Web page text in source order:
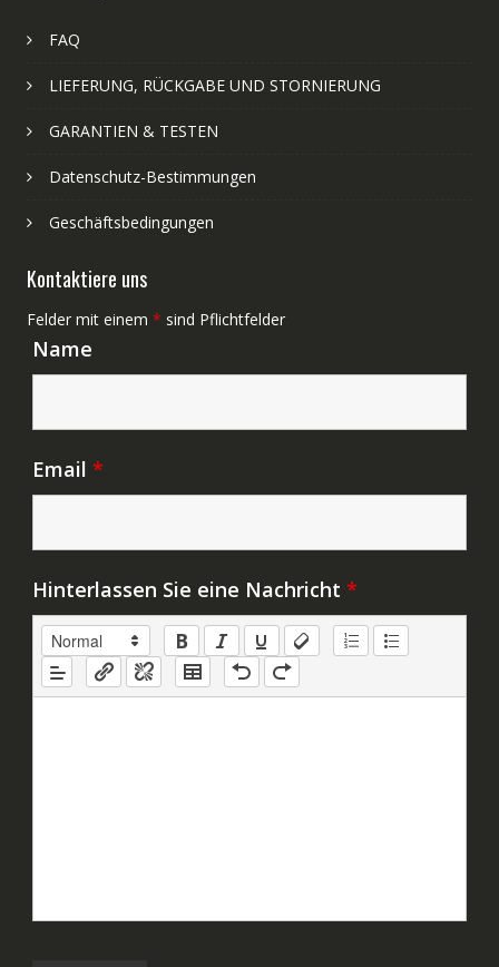
FAQ
LIEFERUNG, RÜCKGABE UND STORNIERUNG
GARANTIEN & TESTEN
Datenschutz-Bestimmungen
Geschäftsbedingungen
Kontaktiere uns
Felder mit einem * sind Pflichtfelder
Name
Email *
Hinterlassen Sie eine Nachricht *